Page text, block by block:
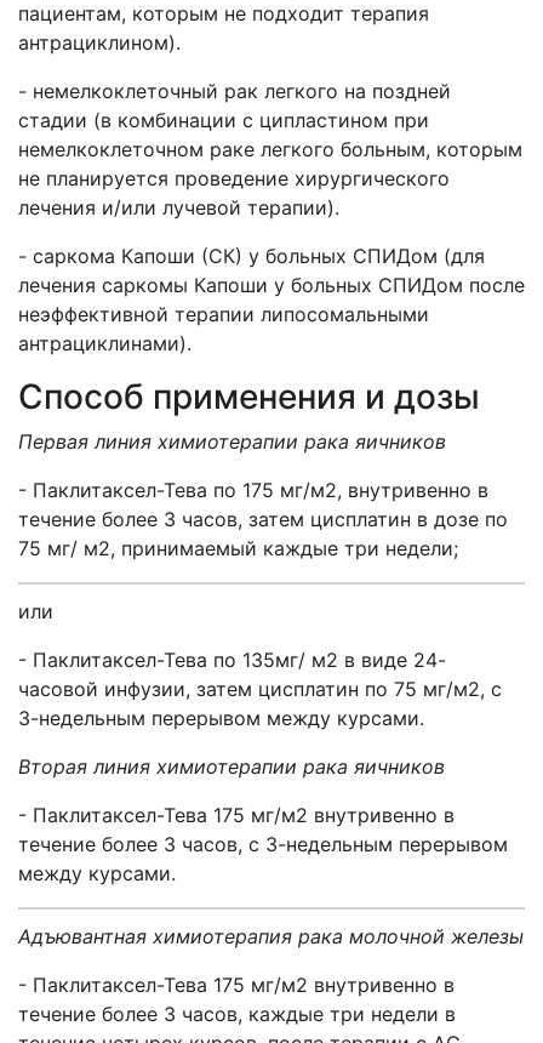
пациентам, которым не подходит терапия
антрациклином).
- немелкоклеточный рак легкого на поздней
стадии (в комбинации с ципластином при
немелкоклеточном раке легкого больным, которым
не планируется проведение хирургического
лечения и/или лучевой терапии).
- саркома Капоши (СК) у больных СПИДом (для
лечения саркомы Капоши у больных СПИДом после
неэффективной терапии липосомальными
антрациклинами).
Способ применения и дозы
Первая линия химиотерапии рака яичников
- Паклитаксел-Тева по 175 мг/м2, внутривенно в
течение более 3 часов, затем цисплатин в дозе по
75 мг/ м2, принимаемый каждые три недели;
или
- Паклитаксел-Тева по 135мг/ м2 в виде 24-
часовой инфузии, затем цисплатин по 75 мг/м2, с
3-недельным перерывом между курсами.
Вторая линия химиотерапии рака яичников
- Паклитаксел-Тева 175 мг/м2 внутривенно в
течение более 3 часов, с 3-недельным перерывом
между курсами.
Адъювантная химиотерапия рака молочной железы
- Паклитаксел-Тева 175 мг/м2 внутривенно в
течение более 3 часов, каждые три недели в